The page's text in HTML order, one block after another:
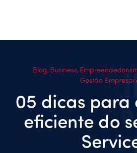
Blog, Business,
Gestão
05 dicas para
eficiente do